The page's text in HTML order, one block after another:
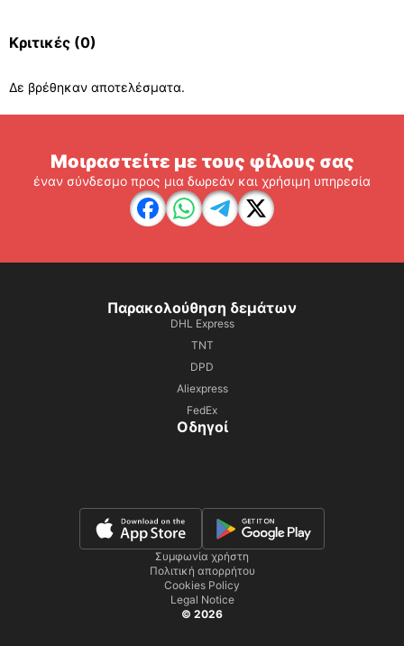
Κριτικές (0)
Δε βρέθηκαν αποτελέσματα.
Μοιραστείτε με τους φίλους σας
έναν σύνδεσμο προς μια δωρεάν και χρήσιμη υπηρεσία
Παρακολούθηση δεμάτων
DHL Express
TNT
DPD
Aliexpress
FedEx
Οδηγοί
Συμφωνία χρήστη
Πολιτική απορρήτου
Cookies Policy
Legal Notice
© 2026